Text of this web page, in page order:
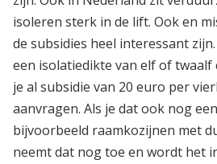
isoleren sterk in de lift. Ook en
de subsidies heel interessant
een isolatiedikte van elf of twaalf
je al subsidie van 20 euro per
aanvragen. Als je dat ook nog
bijvoorbeeld raamkozijnen met
neemt dat nog toe en wordt het